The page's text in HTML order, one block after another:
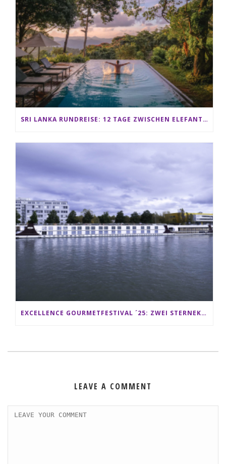
SRI LANKA RUNDREISE: 12 TAGE ZWISCHEN ELEFANTEN, TEEPLANTAGEN & STRAND ALS FAMILIE
EXCELLENCE GOURMETFESTIVAL ´25: ZWEI STERNEKÖCHE ANTONIO GUIDA & DARIO MORESCO VERWÖHNEN IHRE GÄSTE AUF EINER LUXERIÖSEN SCHIFFSREISE
LEAVE A COMMENT